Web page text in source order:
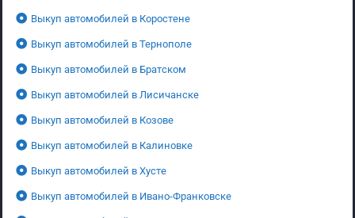
Выкуп автомобилей в Коростене
Выкуп автомобилей в Тернополе
Выкуп автомобилей в Братском
Выкуп автомобилей в Лисичанске
Выкуп автомобилей в Козове
Выкуп автомобилей в Калиновке
Выкуп автомобилей в Хусте
Выкуп автомобилей в Ивано-Франковске